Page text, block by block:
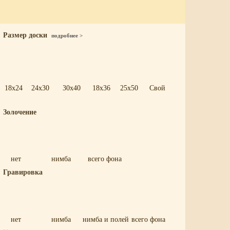
Размер доски подробнее >
18x24 24x30 30x40 18x36 25x50 Свой
Золочение
нет нимба
всего фона
Гравировка
нет нимба нимба и полей всего фона